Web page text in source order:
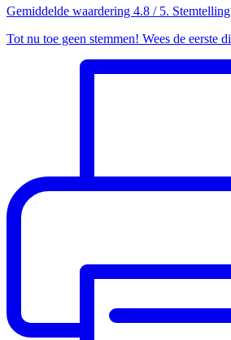
Gemiddelde waardering 4.8 / 5.
Tot nu toe geen stemmen! Wees de eerste